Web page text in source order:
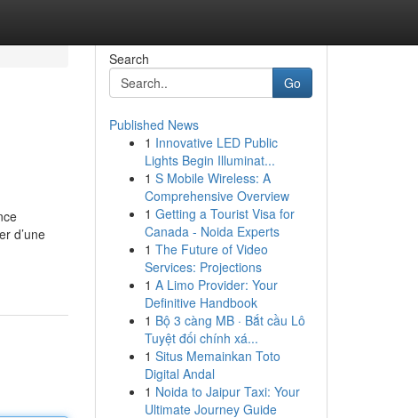
d’une
Search
Go
Published News
1 Innovative LED Public
Lights Begin Illuminat...
1 S Mobile Wireless: A
Comprehensive Overview
1 Getting a Tourist Visa for
Canada - Noida Experts
1 The Future of Video
Services: Projections
1 A Limo Provider: Your
Definitive Handbook
1 Bộ 3 càng MB · Bắt cầu Lô
Tuyệt đối chính xá...
1 Situs Memainkan Toto
Digital Andal
1 Noida to Jaipur Taxi: Your
Ultimate Journey Guide